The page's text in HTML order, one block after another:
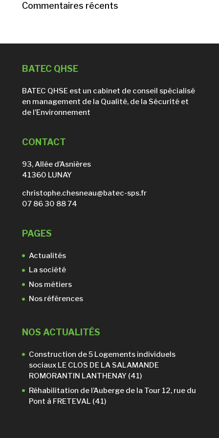
Commentaires récents
BATEC QHSE
BATEC QHSE est un cabinet de conseil spécialisé
en management de la Qualité, de la Sécurité et
de l’Environnement
CONTACT
93, Allée d’Asnières
41360 LUNAY
christophe.chesneau@batec-sps.fr
07 86 30 88 74
PAGES
Actualités
La société
Nos métiers
Nos références
NOS ACTUALITÉS
Construction de 5 Logements individuels
sociaux LE CLOS DE LA SALAMANDE
ROMORANTIN LANTHENAY (41)
Réhabilitation de l’Auberge de la Tour 12, rue du
Pont à FRETEVAL (41)